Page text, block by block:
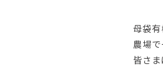
母袋
農場
皆さ